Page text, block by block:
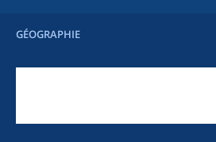
GÉOGRAPHIE